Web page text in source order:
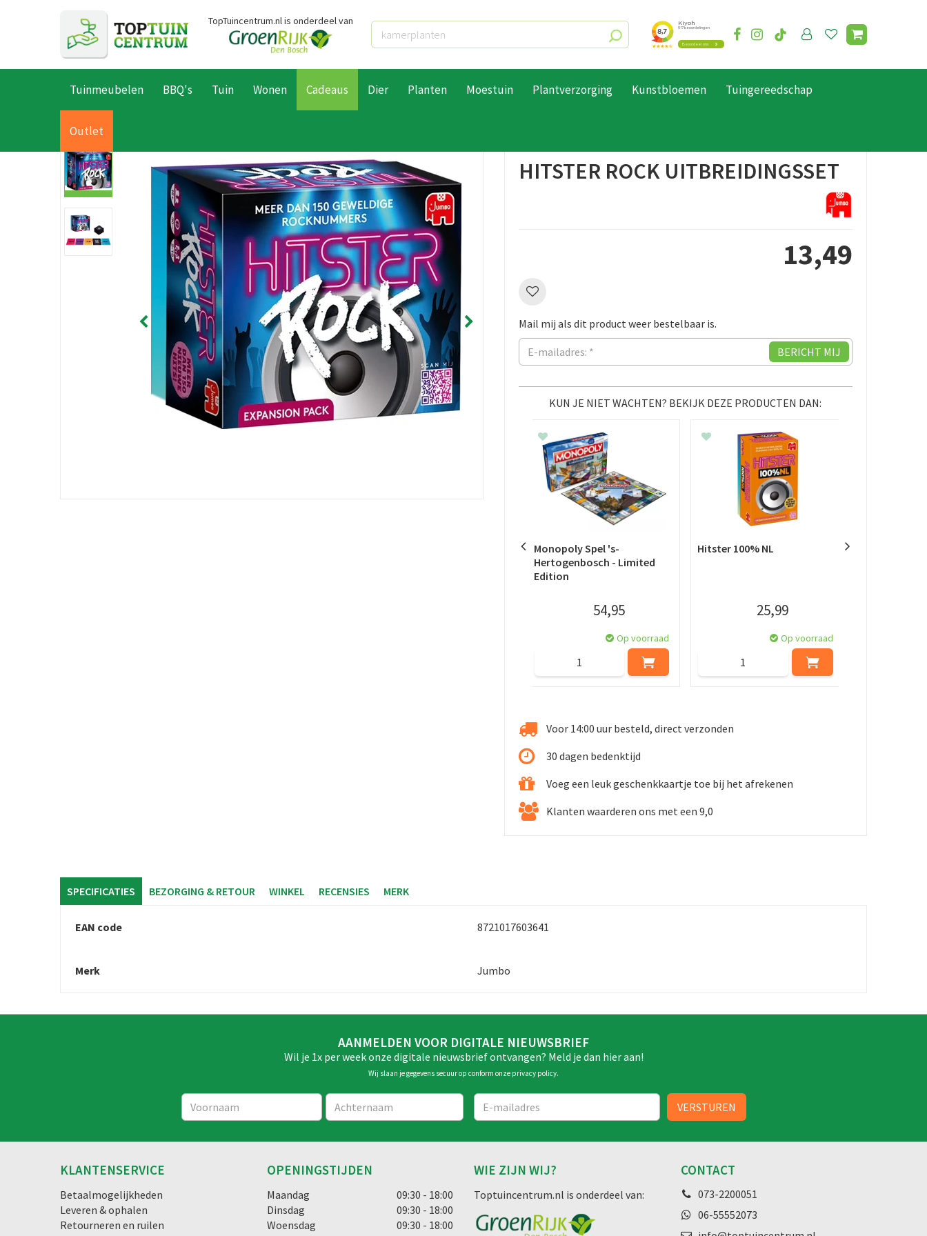
Home Producten
TopTuincentrum.nl is onderdeel van
Tuinmeubelen BBQ's Tuin Wonen Cadeaus Dier Planten Moestuin Plantverzorging Kunstbloemen Tuingereedschap
Outlet
HITSTER ROCK UITBREIDINGSSET
13,49
Mail mij als dit product weer bestelbaar is.
KUN JE NIET WACHTEN? BEKIJK DEZE PRODUCTEN DAN:
Monopoly Spel 's-
Hertogenbosch - Limited
Edition
54,95
Op voorraad
Hitster 100% NL
25,99
Op voorraad
Voor 14:00 uur besteld, direct verzonden
30 dagen bedenktijd
Voeg een leuk geschenkkaartje toe bij het afrekenen
Klanten waarderen ons met een 9,0
SPECIFICATIES BEZORGING & RETOUR WINKEL RECENSIES MERK
EAN code 8721017603641
Merk Jumbo
AANMELDEN VOOR DIGITALE NIEUWSBRIEF
Wil je 1x per week onze digitale nieuwsbrief ontvangen? Meld je dan hier aan!
Wij slaan je gegevens secuur op conform onze privacy policy.
KLANTENSERVICE
Betaalmogelijkheden
Leveren & ophalen
Retourneren en ruilen
OPENINGSTIJDEN
Maandag
09:30 - 18:00
Dinsdag
09:30 - 18:00
Woensdag
09:30 - 18:00
WIE ZIJN WIJ?
Toptuincentrum.nl is onderdeel van:
CONTACT
073-2200051
06-55552073